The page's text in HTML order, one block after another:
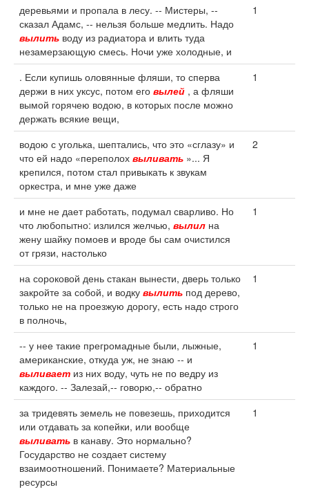
деревьями и пропала в лесу. -- Мистеры, --
сказал Адамс, -- нельзя больше медлить. Надо
вылить воду из радиатора и влить туда
незамерзающую смесь. Ночи уже холодные, и
1
. Если купишь оловянные фляши, то сперва
держи в них уксус, потом его вылей , а фляши
вымой горячею водою, в которых после можно
держать всякие вещи,
1
водою с уголька, шептались, что это «сглазу» и
что ей надо «переполох выливать »... Я
крепился, потом стал привыкать к звукам
оркестра, и мне уже даже
2
и мне не дает работать, подумал сварливо. Но
что любопытно: излился желчью, вылил на
жену шайку помоев и вроде бы сам очистился
от грязи, настолько
1
на сороковой день стакан вынести, дверь только
закройте за собой, и водку вылить под дерево,
только не на проезжую дорогу, есть надо строго
в полночь,
1
-- у нее такие прегромадные были, лыжные,
американские, откуда уж, не знаю -- и
выливает из них воду, чуть не по ведру из
каждого. -- Залезай,-- говорю,-- обратно
1
за тридевять земель не повезешь, приходится
или отдавать за копейки, или вообще
выливать в канаву. Это нормально?
Государство не создает систему
взаимоотношений. Понимаете? Материальные
ресурсы
1